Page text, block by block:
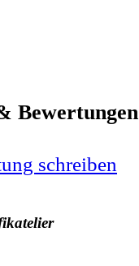
schreiben